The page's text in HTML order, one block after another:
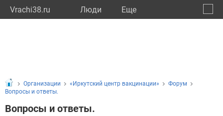
Vrachi38.ru Люди Eще
Организации «Иркутский центр вакцинации»
Форум
Вопросы и ответы.
Вопросы и ответы.